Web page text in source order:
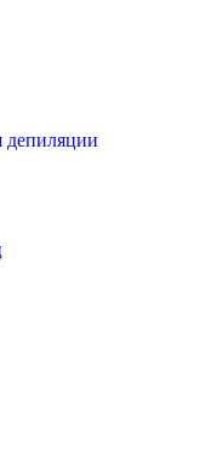
депиляции